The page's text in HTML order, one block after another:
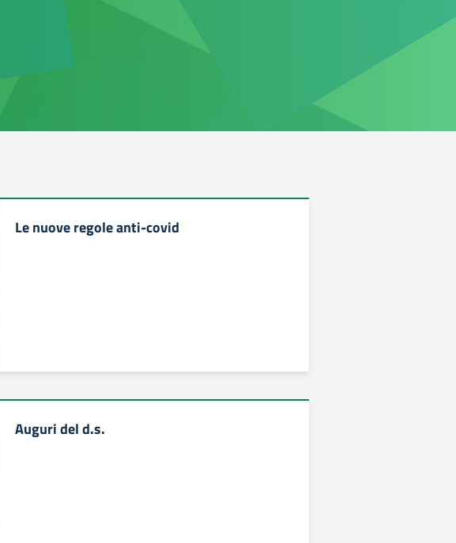
Le nuove regole anti-covid
Auguri del d.s.